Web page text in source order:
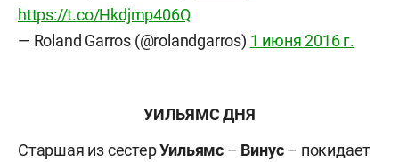
https://t.co/Hkdjmp406Q
— Roland Garros (@rolandgarros) 1 июня 2016 г.
УИЛЬЯМС ДНЯ
Старшая из сестерУильямс – Винус– покидает